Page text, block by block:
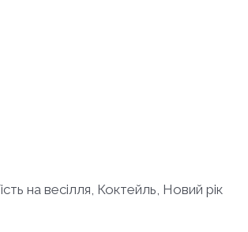
на весілля, Коктейль, Новий рік